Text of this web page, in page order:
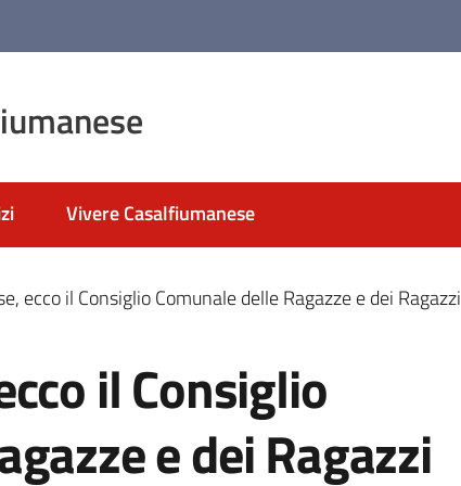
Vivere Casalfiumanese
ecco il Consiglio Comunale delle Ragazze e dei Ragazzi
il Consiglio
e dei Ragazzi